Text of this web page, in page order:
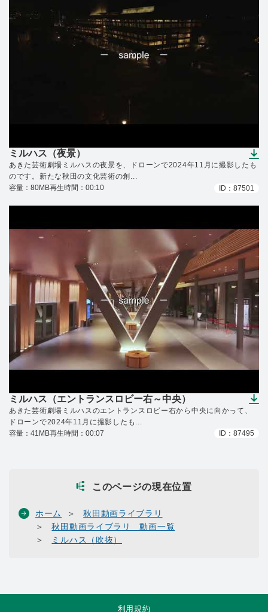
ミルハス（夜景）
（ダウンロードできます）
あきた芸術劇場ミルハスの夜景を、ドローンで2024年11月に撮影したも
のです。新たな秋田の文化芸術の創...
容量：80MB再生時間：00:10 ID：87501
ミルハス（エントランスロビー右～中央）
（ダウンロードできます）
あきた芸術劇場ミルハスのエントランスロビー右から中央に向かって、
ドローンで2024年11月に撮影したも...
容量：41MB再生時間：00:07 ID：87495
このページの現在位置
ホーム
秋田動画ライブラリ
秋田動画ライブラリ 動画一覧
ミルハス（吹抜）
利用規約